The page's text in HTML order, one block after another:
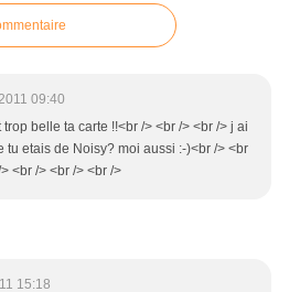
09:40
belle ta carte !!<br /> <br /> <br /> j ai
tu etais de Noisy? moi aussi :-)<br /> <br
<br /> <br /> <br />
15:18